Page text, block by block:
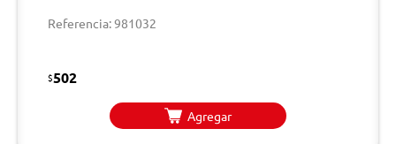
Referencia: 981032
$502
Agregar